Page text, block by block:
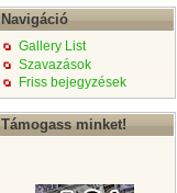
Navigáció
Gallery List
Szavazások
Friss bejegyzések
Támogass minket!